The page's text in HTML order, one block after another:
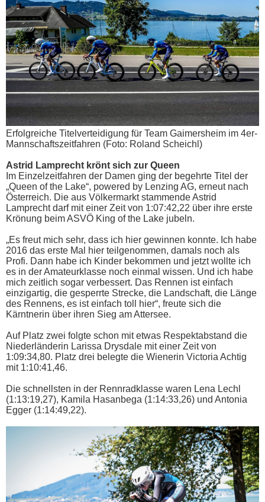
Erfolgreiche Titelverteidigung für Team Gaimersheim im 4er-
Mannschaftszeitfahren (Foto: Roland Scheichl)
Astrid Lamprecht krönt sich zur Queen
Im Einzelzeitfahren der Damen ging der begehrte Titel der
„Queen of the Lake“, powered by Lenzing AG, erneut nach
Österreich. Die aus Völkermarkt stammende Astrid
Lamprecht darf mit einer Zeit von 1:07:42,22 über ihre erste
Krönung beim ASVÖ King of the Lake jubeln.
„Es freut mich sehr, dass ich hier gewinnen konnte. Ich habe
2016 das erste Mal hier teilgenommen, damals noch als
Profi. Dann habe ich Kinder bekommen und jetzt wollte ich
es in der Amateurklasse noch einmal wissen. Und ich habe
mich zeitlich sogar verbessert. Das Rennen ist einfach
einzigartig, die gesperrte Strecke, die Landschaft, die Länge
des Rennens, es ist einfach toll hier“, freute sich die
Kärntnerin über ihren Sieg am Attersee.
Auf Platz zwei folgte schon mit etwas Respektabstand die
Niederländerin Larissa Drysdale mit einer Zeit von
1:09:34,80. Platz drei belegte die Wienerin Victoria Achtig
mit 1:10:41,46.
Die schnellsten in der Rennradklasse waren Lena Lechl
(1:13:19,27), Kamila Hasanbega (1:14:33,26) und Antonia
Egger (1:14:49,22).